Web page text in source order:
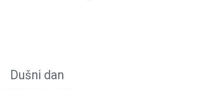
Dušni dan